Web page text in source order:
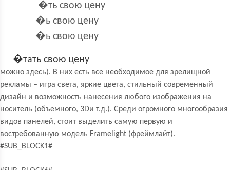
�ть свою цену
�ь свою цену
�ь свою цену
�тать свою цену
можно здесь). В них есть все необходимое для зрелищной
рекламы – игра света, яркие цвета, стильный современный
дизайн и возможность нанесения любого изображения на
носитель (объемного, 3Dи т.д.). Среди огромного многообразия
видов панелей, стоит выделить самую первую и
востребованную модель Framelight (фреймлайт).
#SUB_BLOCK1#